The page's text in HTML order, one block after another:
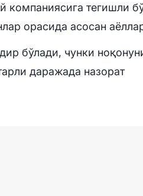
компаниясига тегишли
орасида асосан
бўлади, чунки
даражада назорат